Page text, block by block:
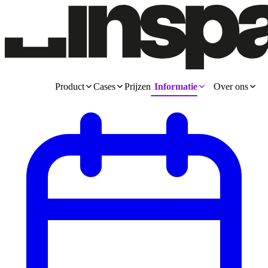
Product Cases Prijzen Informatie Over ons